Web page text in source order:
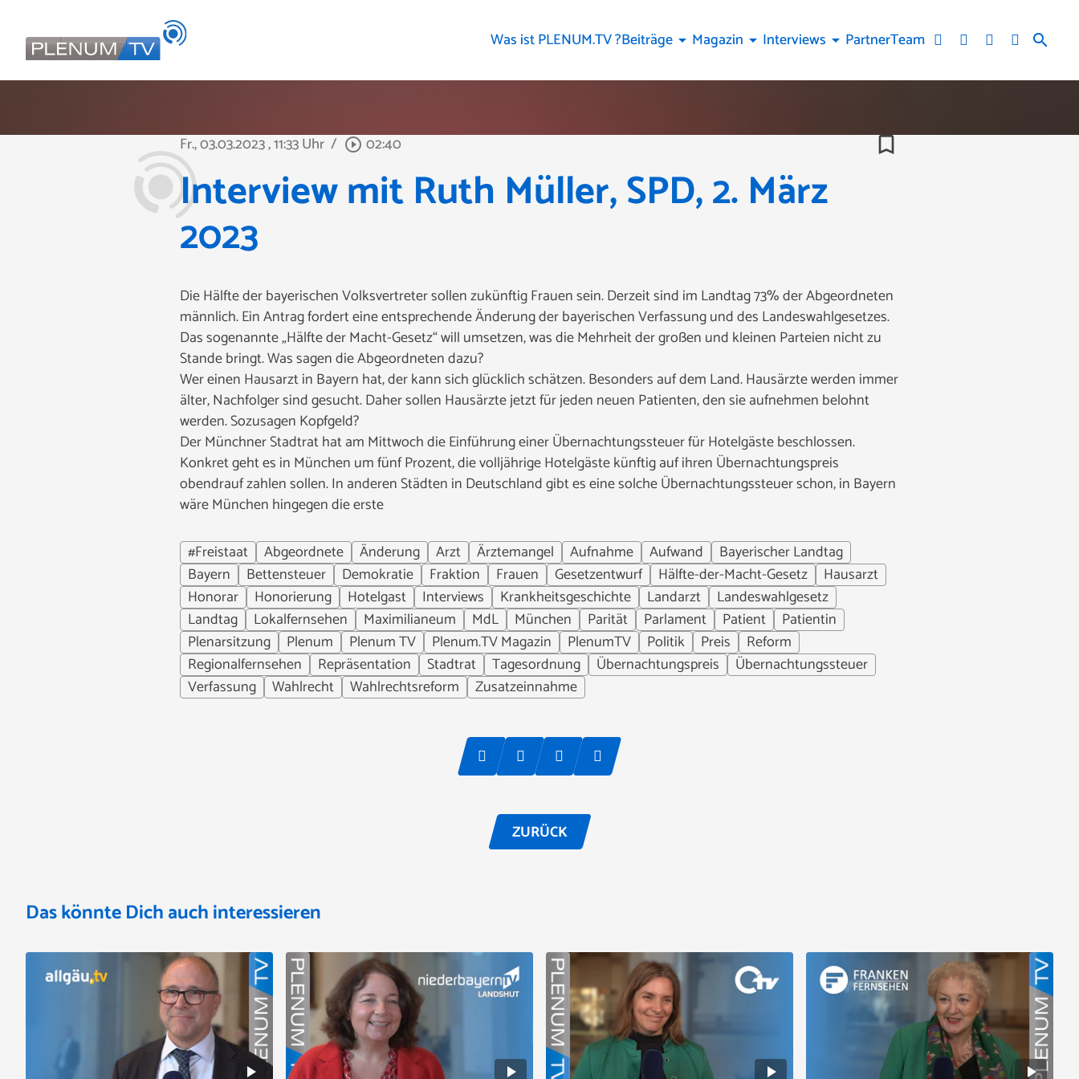
search
Was ist PLENUM.TV ?Beiträge arrow_drop_down Magazin arrow_drop_down Interviews arrow_drop_down PartnerTeam
Fr., 03.03.2023, 11:33 Uhr / play_circle_outline 02:40 bookmark_border
Interview mit Ruth Müller, SPD, 2. März
2023
Die Hälfte der bayerischen Volksvertreter sollen zukünftig Frauen sein. Derzeit sind im Landtag 73% der Abgeordneten
männlich. Ein Antrag fordert eine entsprechende Änderung der bayerischen Verfassung und des Landeswahlgesetzes.
Das sogenannte „Hälfte der Macht-Gesetz“ will umsetzen, was die Mehrheit der großen und kleinen Parteien nicht zu
Stande bringt. Was sagen die Abgeordneten dazu?
Wer einen Hausarzt in Bayern hat, der kann sich glücklich schätzen. Besonders auf dem Land. Hausärzte werden immer
älter, Nachfolger sind gesucht. Daher sollen Hausärzte jetzt für jeden neuen Patienten, den sie aufnehmen belohnt
werden. Sozusagen Kopfgeld?
Der Münchner Stadtrat hat am Mittwoch die Einführung einer Übernachtungssteuer für Hotelgäste beschlossen.
Konkret geht es in München um fünf Prozent, die volljährige Hotelgäste künftig auf ihren Übernachtungspreis
obendrauf zahlen sollen. In anderen Städten in Deutschland gibt es eine solche Übernachtungssteuer schon, in Bayern
wäre München hingegen die erste
#Freistaat
Abgeordnete Änderung Arzt Ärztemangel Aufnahme Aufwand
Bayerischer Landtag
Bayern
Bettensteuer Demokratie Fraktion Frauen Gesetzentwurf Hälfte-der-Macht-Gesetz
Hausarzt
Honorar
Honorierung Hotelgast Interviews Krankheitsgeschichte Landarzt
Landeswahlgesetz
Landtag
Lokalfernsehen Maximilianeum MdL München Parität Parlament Patient
Patientin
Plenarsitzung
Plenum Plenum TV Plenum.TV Magazin PlenumTV Politik Preis
Reform
Regionalfernsehen
Repräsentation Stadtrat Tagesordnung Übernachtungspreis
Übernachtungssteuer
Verfassung
Wahlrecht Wahlrechtsreform Zusatzeinnahme
ZURÜCK
Das könnte Dich auch interessieren